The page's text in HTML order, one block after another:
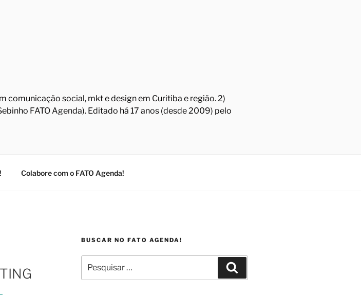
comunicação social, mkt e design em Curitiba e região. 2)
FATO Agenda). Editado há 17 anos (desde 2009) pelo
Colabore com o FATO Agenda!
BUSCAR NO FATO AGENDA!
por: